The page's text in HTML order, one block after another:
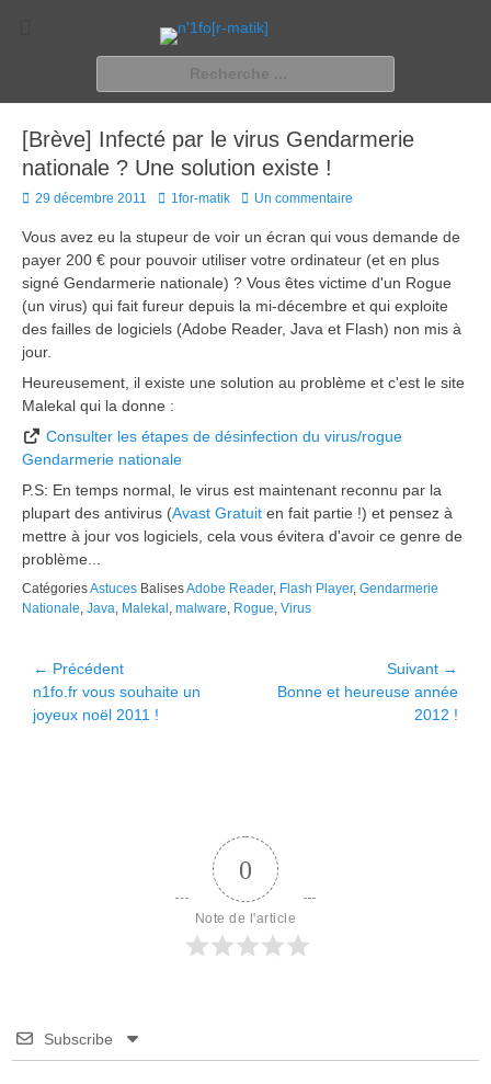
n'1fo[r-matik]
Pour les nymphos d'infos en info…
[Brève] Infecté par le virus Gendarmerie
nationale ? Une solution existe !
Posted
29 décembre 2011 Author
1for-matik Un commentaire
Vous avez eu la stupeur de voir un écran qui vous demande de
payer 200 € pour pouvoir utiliser votre ordinateur (et en plus
signé Gendarmerie nationale) ? Vous êtes victime d'un Rogue
(un virus) qui fait fureur depuis la mi-décembre et qui exploite
des failles de logiciels (Adobe Reader, Java et Flash) non mis à
jour.
Heureusement, il existe une solution au problème et c'est le site
Malekal qui la donne :
Consulter les étapes de désinfection du virus/rogue
Gendarmerie nationale
P.S: En temps normal, le virus est maintenant reconnu par la
plupart des antivirus (Avast Gratuit en fait partie !) et pensez à
mettre à jour vos logiciels, cela vous évitera d'avoir ce genre de
problème...
CatégoriesAstuces BalisesAdobe Reader, Flash Player, Gendarmerie
Nationale, Java, Malekal , malware, Rogue, Virus
Navigation
de
l’article
← Précédent
Article
précédent :
n1fo.fr vous souhaite un
joyeux noël 2011 !
Suivant →
ArticleBonne et heureuse année
2012 !
0
Note de l'article
Subscribe